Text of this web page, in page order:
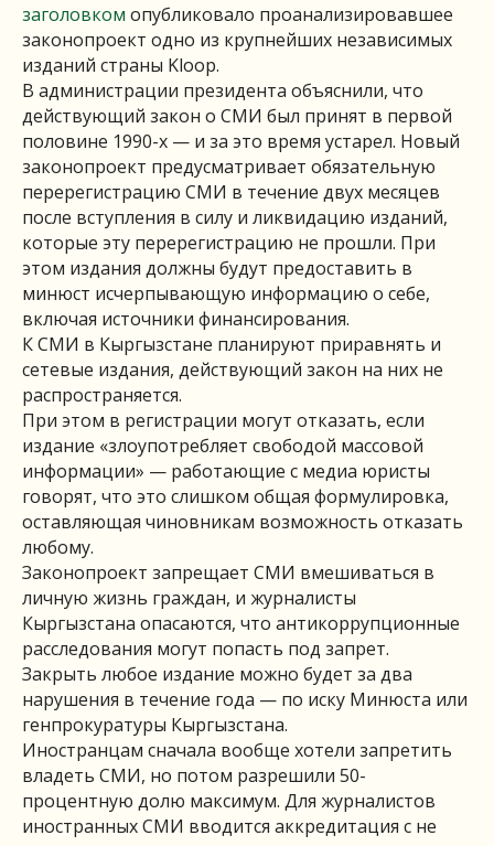
заголовком опубликовало проанализировавшее
законопроект одно из крупнейших независимых
изданий страны Kloop.
В администрации президента объяснили, что
действующий закон о СМИ был принят в первой
половине 1990-х — и за это время устарел. Новый
законопроект предусматривает обязательную
перерегистрацию СМИ в течение двух месяцев
после вступления в силу и ликвидацию изданий,
которые эту перерегистрацию не прошли. При
этом издания должны будут предоставить в
минюст исчерпывающую информацию о себе,
включая источники финансирования.
К СМИ в Кыргызстане планируют приравнять и
сетевые издания, действующий закон на них не
распространяется.
При этом в регистрации могут отказать, если
издание «злоупотребляет свободой массовой
информации» — работающие с медиа юристы
говорят, что это слишком общая формулировка,
оставляющая чиновникам возможность отказать
любому.
Законопроект запрещает СМИ вмешиваться в
личную жизнь граждан, и журналисты
Кыргызстана опасаются, что антикоррупционные
расследования могут попасть под запрет.
Закрыть любое издание можно будет за два
нарушения в течение года — по иску Минюста или
генпрокуратуры Кыргызстана.
Иностранцам сначала вообще хотели запретить
владеть СМИ, но потом разрешили 50-
процентную долю максимум. Для журналистов
иностранных СМИ вводится аккредитация с не